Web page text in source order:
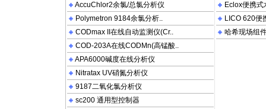
AccuChlor2余氯/总氯分析仪
Polymetron 9184余氯分析..
CODmax II在线自动监测仪(Cr..
COD-203A在线CODMn(高锰酸..
APA6000碱度在线分析仪
Nitratax UV硝氮分析仪
9187二氧化氯分析仪
sc200 通用型控制器
Eclox便携式
LICO 620便
哈希现场组